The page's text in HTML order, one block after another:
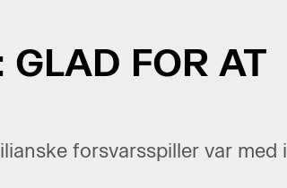
FOR AT
forsvarsspiller var med i